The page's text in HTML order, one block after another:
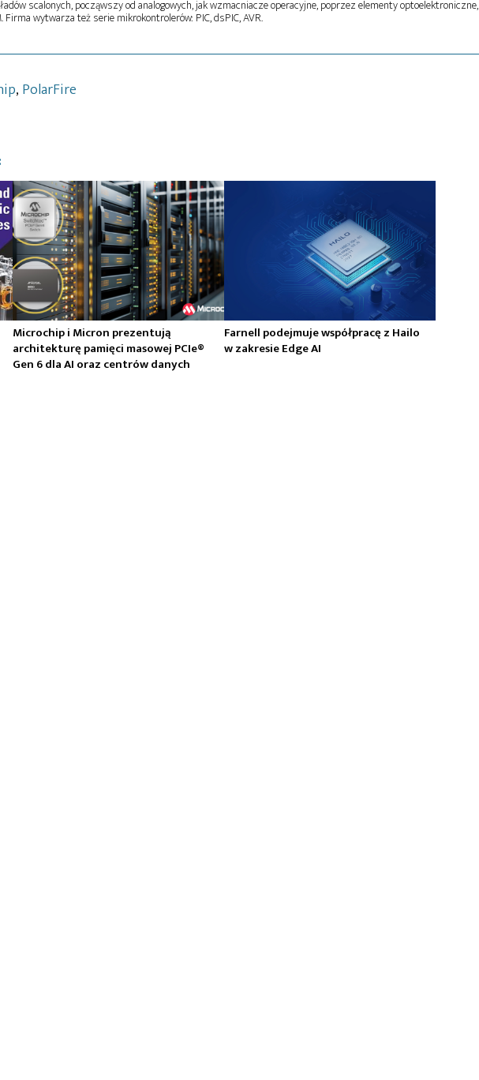
scalonych, począwszy od analogowych, jak wzmacniacze operacyjne, poprzez elementy optoelektroniczne,
Firma wytwarza też serie mikrokontrolerów: PIC, dsPIC, AVR.
, PolarFire
Microchip i Micron prezentują
architekturę pamięci masowej PCIe®
Gen 6 dla AI oraz centrów danych
Farnell podejmuje współpracę z Hailo
w zakresie Edge AI